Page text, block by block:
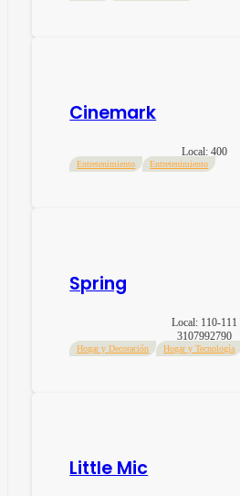
Cinemark
Local: 400
Entretenimiento Entretenimiento
Spring
Local: 110-111
3107992790
Hogar y Decoración Hogar y Tecnología
Little Mic